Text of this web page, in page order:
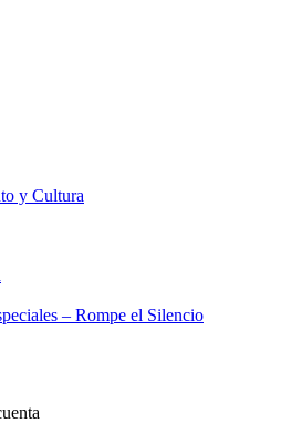
y Cultura
– Rompe el Silencio